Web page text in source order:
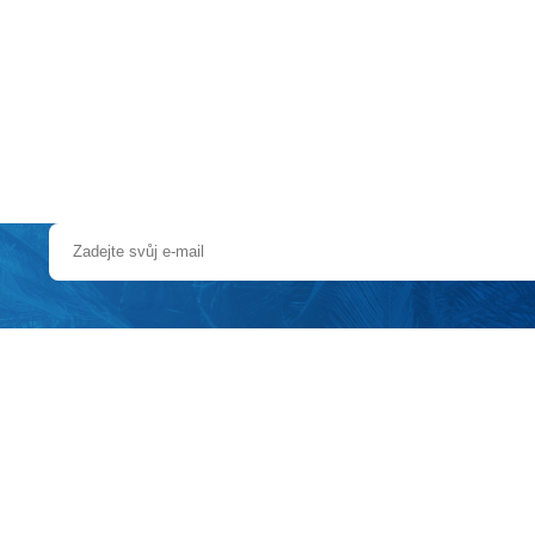
baru a restaurace